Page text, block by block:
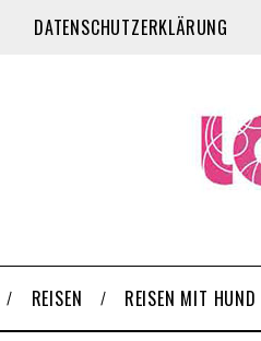
DATENSCHUTZERKLÄRUNG
REISEN REISEN MIT HUND